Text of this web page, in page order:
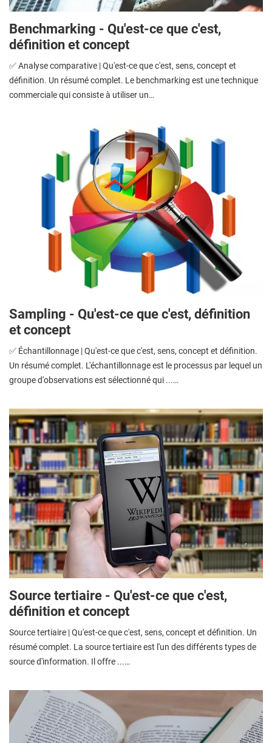
Benchmarking - Qu'est-ce que c'est,
définition et concept
✅ Analyse comparative | Qu'est-ce que c'est, sens, concept et
définition. Un résumé complet. Le benchmarking est une technique
commerciale qui consiste à utiliser un…
Sampling - Qu'est-ce que c'est, définition
et concept
✅ Échantillonnage | Qu'est-ce que c'est, sens, concept et définition.
Un résumé complet. L'échantillonnage est le processus par lequel un
groupe d'observations est sélectionné qui ...…
Source tertiaire - Qu'est-ce que c'est,
définition et concept
Source tertiaire | Qu'est-ce que c'est, sens, concept et définition. Un
résumé complet. La source tertiaire est l'un des différents types de
source d'information. Il offre ...…